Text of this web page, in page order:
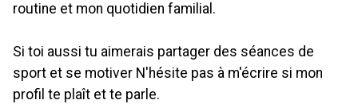
routine et mon quotidien familial.
Si toi aussi tu aimerais partager des séances de
sport et se motiver N'hésite pas à m'écrire si mon
profil te plaît et te parle.